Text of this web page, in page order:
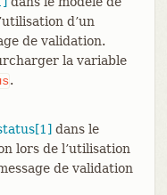
d’un
de validation.
la variable
.
dans le
lors de l’utilisation
de validation